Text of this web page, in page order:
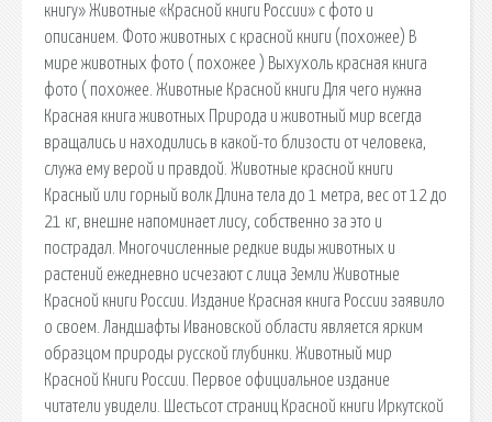
книгу» Животные «Красной книги России» с фото и
описанием. Фото животных с красной книги (похожее) В
мире животных фото ( похожее ) Выхухоль красная книга
фото ( похожее. Животные Красной книги Для чего нужна
Красная книга животных Природа и животный мир всегда
вращались и находились в какой-то близости от человека,
служа ему верой и правдой. Животные красной книги
Красный или горный волк Длина тела до 1 метра, вес от 12 до
21 кг, внешне напоминает лису, собственно за это и
пострадал. Многочисленные редкие виды животных и
растений ежедневно исчезают с лица Земли Животные
Красной книги России. Издание Красная книга России заявило
о своем. Ландшафты Ивановской области является ярким
образцом природы русской глубинки. Животный мир
Красной Книги России. Первое официальное издание
читатели увидели. Шестьсот страниц Красной книги Иркутской